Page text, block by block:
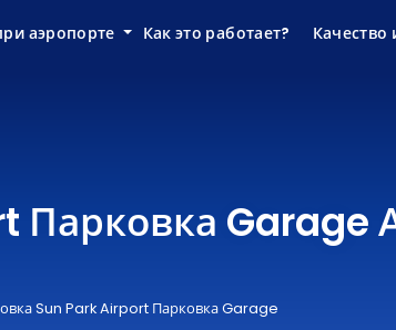
аэропорте Как это работает? Качество
Парковка Garage
Sun Park Airport Парковка Garage